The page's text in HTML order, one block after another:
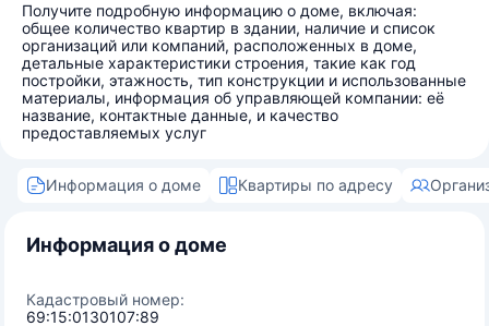
Получите подробную информацию о доме, включая:
общее количество квартир в здании, наличие и список
организаций или компаний, расположенных в доме,
детальные характеристики строения, такие как год
постройки, этажность, тип конструкции и использованные
материалы, информация об управляющей компании: её
название, контактные данные, и качество
предоставляемых услуг
Информация о доме Квартиры по адресу
Информация о доме
Кадастровый номер:
69:15:0130107:89